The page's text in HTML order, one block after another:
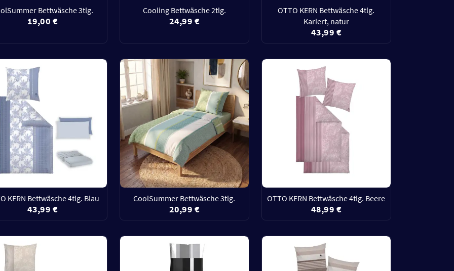
Bettwäsche 3tlg.
19,00 €
Cooling Bettwäsche 2tlg.
24,99 €
OTTO KERN Bettwäsche 4tlg.
Kariert, natur
43,99 €
KERN Bettwäsche 4tlg. Blau
43,99 €
CoolSummer Bettwäsche 3tlg.
20,99 €
OTTO KERN Bettwäsche 4tlg. Beere
48,99 €